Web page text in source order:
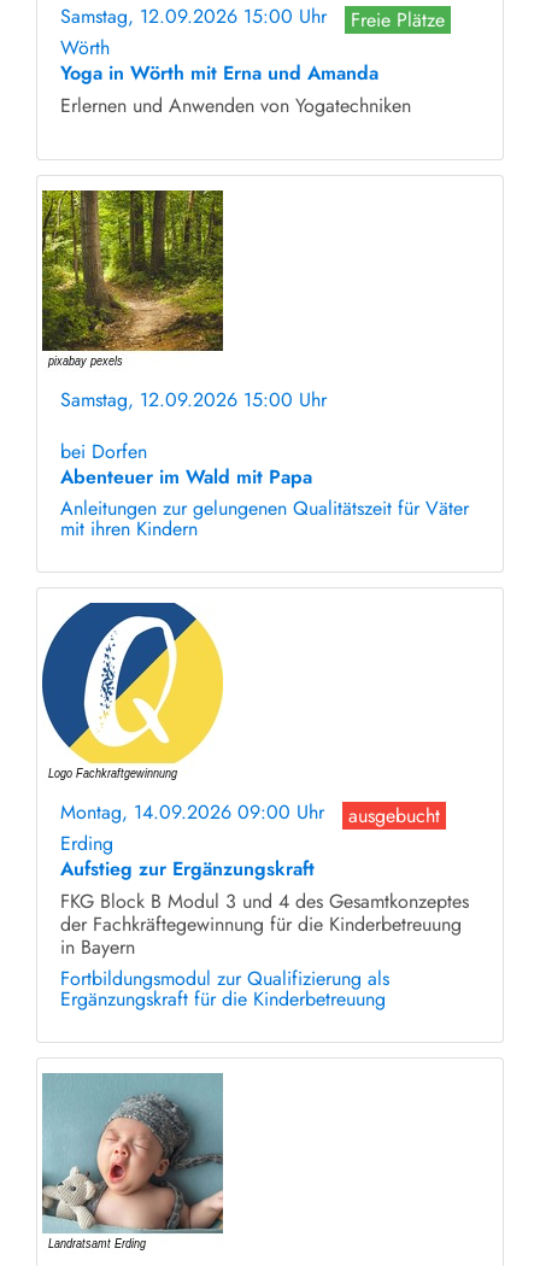
Samstag, 12.09.2026 15:00 Uhr
Freie Plätze
Wörth
Yoga in Wörth mit Erna und Amanda
Erlernen und Anwenden von Yogatechniken
Samstag, 12.09.2026 15:00 Uhr
bei Dorfen
Abenteuer im Wald mit Papa
Anleitungen zur gelungenen Qualitätszeit für Väter
mit ihren Kindern
Montag, 14.09.2026 09:00 Uhr
ausgebucht
Erding
Aufstieg zur Ergänzungskraft
FKG Block B Modul 3 und 4 des Gesamtkonzeptes
der Fachkräftegewinnung für die Kinderbetreuung
in Bayern
Fortbildungsmodul zur Qualifizierung als
Ergänzungskraft für die Kinderbetreuung